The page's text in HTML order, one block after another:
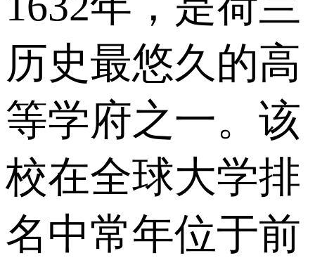
历史最悠久的高
等学府之一。该
校在全球大学排
名中常年位于前